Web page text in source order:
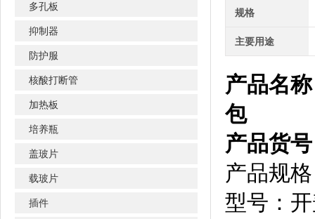
多孔板
抑制器
防护服
核酸打断管
加热板
培养瓶
盖玻片
载玻片
插件
规格
主要用途
产品名
包
产品货
产品规
型号：